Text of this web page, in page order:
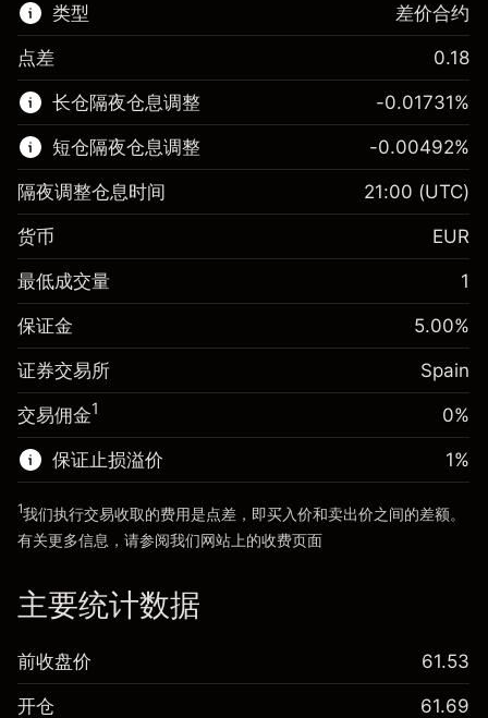
类型
该金融市场可进行差价合约交易。
了解更多:
差价合约
差价合约
点差 0.18
长仓隔夜仓息调整
保证金。您的投资 €1,000.00
隔夜仓息
-0.017307
%
(-€3.46)
使用杠杆的交易规模（大约值）
来自杠杆的资金 - 美元（大约值）
前往平台
-0.01731%
短仓隔夜仓息调整
保证金。您的投资 €1,000.00
隔夜仓息
来自头寸全值的费用
-0.004915
%
(-€0.98)
使用杠杆的交易规模（大约值）
来自杠杆的资金 - 美元（大约值）
前往平台
-0.00492%
隔夜调整仓息时间 21:00 (UTC)
货币 EUR
最低成交量 1
保证金 5.00%
证券交易所 Spain
交易佣金1 0%
保证止损溢价 1%
1我们执行交易收取的费用是点差，即买入价和卖出价之间的差额。
有关更多信息，请参阅我们网站上的收费页面
主要统计数据
前收盘价 61.53
开仓 61.69